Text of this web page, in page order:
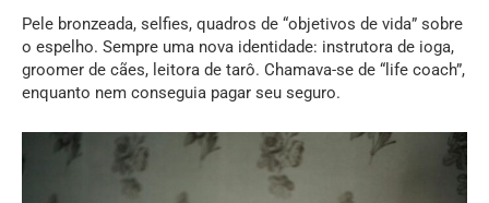
Pele bronzeada, selfies, quadros de “objetivos de vida” sobre
o espelho. Sempre uma nova identidade: instrutora de ioga,
groomer de cães, leitora de tarô. Chamava-se de “life coach”,
enquanto nem conseguia pagar seu seguro.